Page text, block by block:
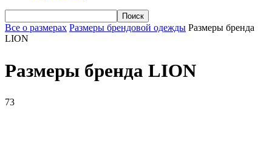
Все о размерах Размеры брендовой одежды Размеры бренда
LION
Размеры бренда LION
73